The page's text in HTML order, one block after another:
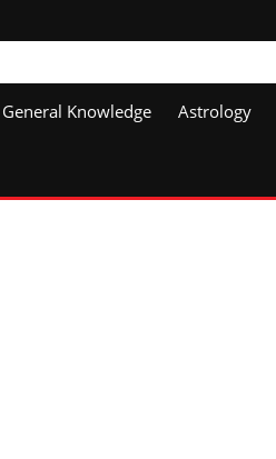
General Knowledge Astrology